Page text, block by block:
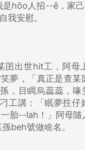
是hōo人招--ê，家
我安慰。
囝出世hit工，阿母
夢，「真正是查某
，目睭烏蕊蕊，
工講：「眠夢拄仔
胎--lah！」阿母隨
beh號做啥名。